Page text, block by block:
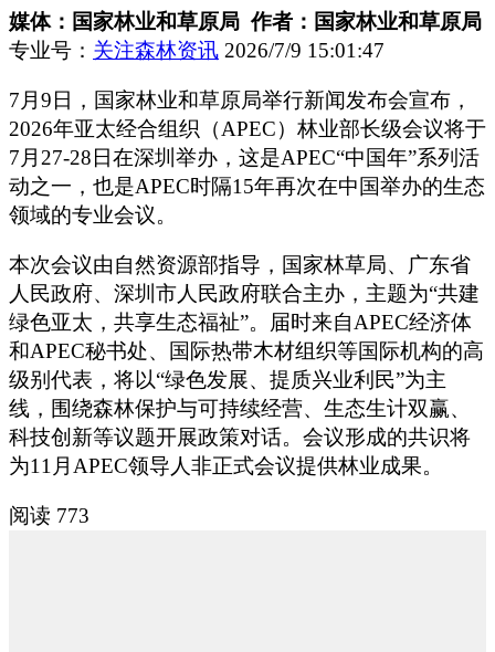
媒体：国家林业和草原局 作者：国家林业和草原局
专业号： 关注森林资讯 2026/7/9 15:01:47
7月9日，国家林业和草原局举行新闻发布会宣布，
2026年亚太经合组织（APEC）林业部长级会议将于
7月27-28日在深圳举办，这是APEC“中国年”系列活
动之一，也是APEC时隔15年再次在中国举办的生态
领域的专业会议。
本次会议由自然资源部指导，国家林草局、广东省
人民政府、深圳市人民政府联合主办，主题为“共建
绿色亚太，共享生态福祉”。届时来自APEC经济体
和APEC秘书处、国际热带木材组织等国际机构的高
级别代表，将以“绿色发展、提质兴业利民”为主
线，围绕森林保护与可持续经营、生态生计双赢、
科技创新等议题开展政策对话。会议形成的共识将
为11月APEC领导人非正式会议提供林业成果。
阅读 773